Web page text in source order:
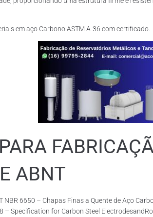
em aço Carbono ASTM A-36 com certificado.
ABNT
6650 – Chapas Finas a Quente de Aço
Specification for Carbon Steel